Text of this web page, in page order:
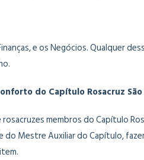
e os Negócios. Qualquer
do Capítulo Rosacruz
membros do Capítulo
do Mestre Auxiliar do Capítulo,